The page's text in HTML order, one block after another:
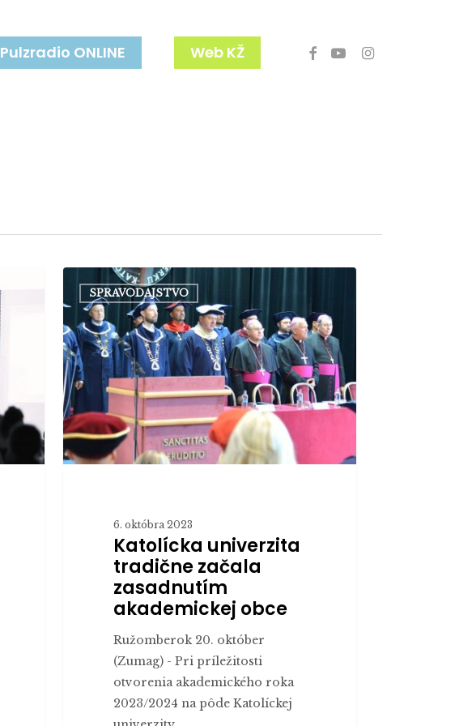
Pulzradio ONLINE Web KŽ facebook
youtubeinstagram
Katolícka
univerzita
tradične
začala
zasadnutím
akademickej
obce
SPRAVODAJSTVO
6. októbra 2023
Katolícka univerzita
tradične začala
zasadnutím
akademickej obce
Ružomberok 20. október
(Zumag) - Pri príležitosti
otvorenia akademického roka
2023/2024 na pôde Katolíckej